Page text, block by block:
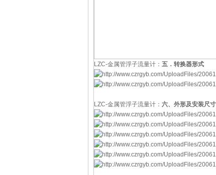
LZC-金属管浮子流量计： 五．转换器形式
LZC-金属管浮子流量计： 六、外形及安装尺寸